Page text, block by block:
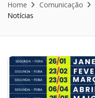
Home Comunicação
Notícias